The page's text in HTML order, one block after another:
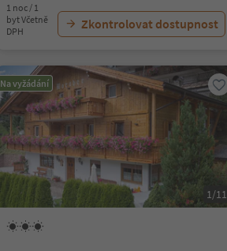
1 noc / 1
byt Včetně
DPH
Zkontrolovat dostupnost
Na vyžádání
1/11